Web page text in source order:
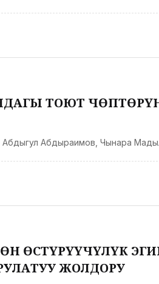
ТОЮТ
Абдыгул Абдыраимов Чынара
ӨСТҮРҮҮЧҮЛҮК
ЖОЛДОРУ